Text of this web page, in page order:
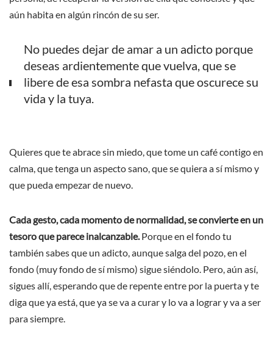
aún habita en algún rincón de su ser.
No puedes dejar de amar a un adicto porque
deseas ardientemente que vuelva, que se
libere de esa sombra nefasta que oscurece su
vida y la tuya.
Quieres que te abrace sin miedo, que tome un café contigo en
calma, que tenga un aspecto sano, que se quiera a sí mismo y
que pueda empezar de nuevo.
Cada gesto, cada momento de normalidad, se convierte en un
tesoro que parece inalcanzable.Porque en el fondo tu
también sabes que un adicto, aunque salga del pozo, en el
fondo (muy fondo de sí mismo) sigue siéndolo. Pero, aún así,
sigues allí, esperando que de repente entre por la puerta y te
diga que ya está, que ya se va a curar y lo va a lograr y va a ser
para siempre.